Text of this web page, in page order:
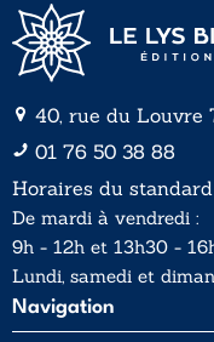
40, rue du Louvre
01 76 50 38 88
Horaires du standard
De mardi à vendredi :
9h - 12h et 13h30 -
Lundi, samedi et
Navigation